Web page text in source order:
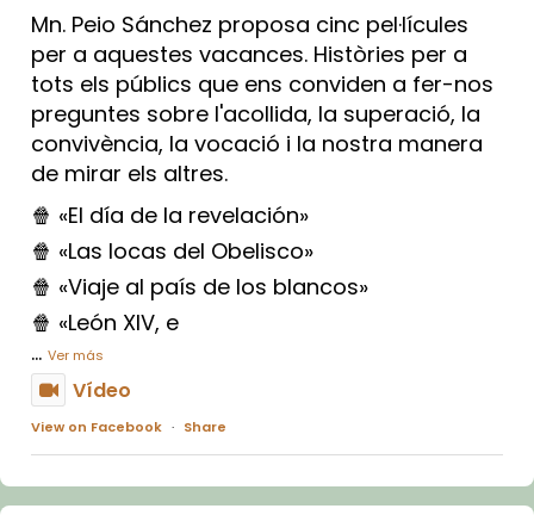
Mn. Peio Sánchez proposa cinc pel·lícules
per a aquestes vacances. Històries per a
tots els públics que ens conviden a fer-nos
preguntes sobre l'acollida, la superació, la
convivència, la vocació i la nostra manera
de mirar els altres.
🍿 «El día de la revelación»
🍿 «Las locas del Obelisco»
🍿 «Viaje al país de los blancos»
🍿 «León XIV, e
... Ver más
Vídeo
View on Facebook · Share
Arquebisbat de Barcelona